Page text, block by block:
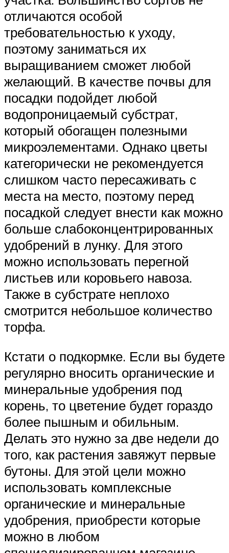
отличаются особой
требовательностью к уходу,
поэтому заниматься их
выращиванием сможет любой
желающий. В качестве почвы для
посадки подойдет любой
водопроницаемый субстрат,
который обогащен полезными
микроэлементами. Однако цветы
категорически не рекомендуется
слишком часто пересаживать с
места на место, поэтому перед
посадкой следует внести как можно
больше слабоконцентрированных
удобрений в лунку. Для этого
можно использовать перегной
листьев или коровьего навоза.
Также в субстрате неплохо
смотрится небольшое количество
торфа.
Кстати о подкормке. Если вы будете
регулярно вносить органические и
минеральные удобрения под
корень, то цветение будет гораздо
более пышным и обильным.
Делать это нужно за две недели до
того, как растения завяжут первые
бутоны. Для этой цели можно
использовать комплексные
органические и минеральные
удобрения, приобрести которые
можно в любом